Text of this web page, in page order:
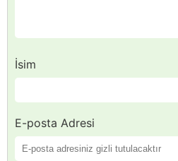
İsim
E-posta Adresi